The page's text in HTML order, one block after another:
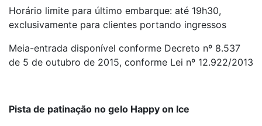
Horário limite para último embarque: até 19h30,
exclusivamente para clientes portando ingressos
Meia-entrada disponível conforme Decreto nº 8.537
de 5 de outubro de 2015, conforme Lei nº 12.922/2013
Pista de patinação no gelo Happy on Ice